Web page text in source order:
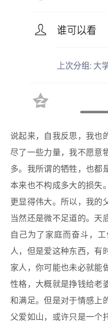
说起来，自我反思，我也
尽了一些力量，我不愿意
多。我所谓的牺牲，也都
本来也不构成多大的损失
更显得伟大。所以，我的
当然还是微不足道的。天
自己为了家庭而奋斗，
人，但是爱这种东西，有
家人，你可能也未必就能
性格，大概就是挣钱给老
和满足。但是对于情感上
父爱如山，或许只是一个